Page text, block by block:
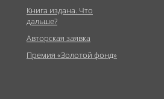
Книга издана. Что
дальше?
Авторская заявка
Премия «Золотой фонд»